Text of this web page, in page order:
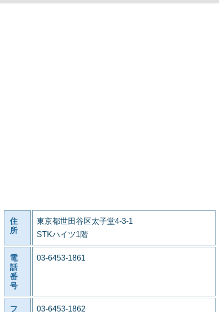
住
所
東京都世田谷区太子堂4-3-1
STKハイツ1階
電
話
番
号
03-6453-1861
フ 03-6453-1862